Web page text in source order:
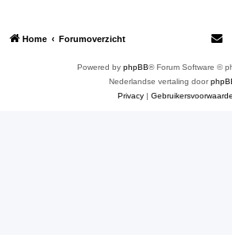
Home Forumoverzicht
Powered by phpBB® Forum Software ©
Nederlandse vertaling door
Privacy |